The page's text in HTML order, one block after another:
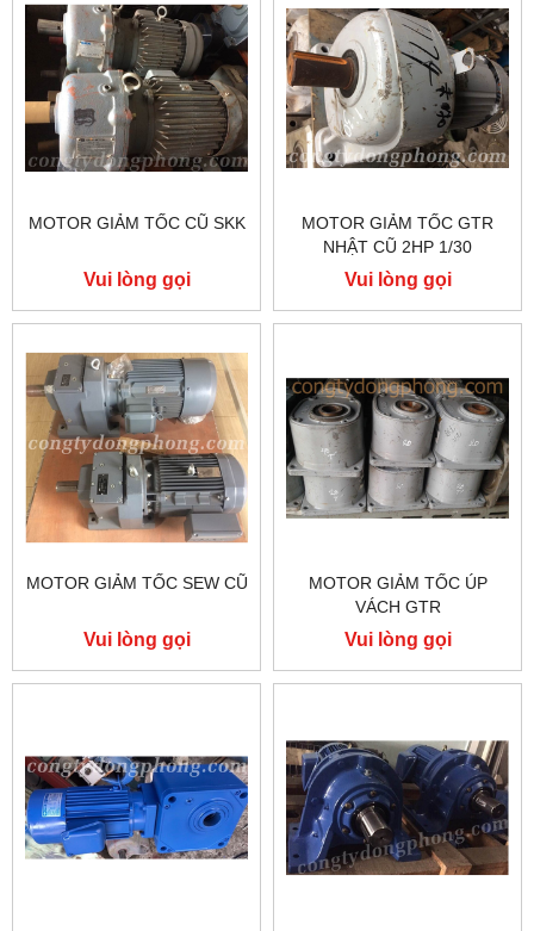
MOTOR GIẢM TỐC CŨ SKK
Vui lòng gọi
MOTOR GIẢM TỐC GTR
NHẬT CŨ 2HP 1/30
Vui lòng gọi
MOTOR GIẢM TỐC SEW CŨ
Vui lòng gọi
MOTOR GIẢM TỐC ÚP
VÁCH GTR
Vui lòng gọi